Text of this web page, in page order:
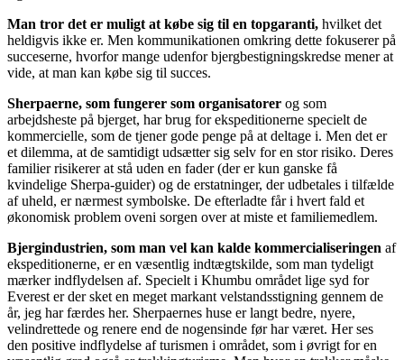
Man tror det er muligt at købe sig til en topgaranti, hvilket det
heldigvis ikke er. Men kommunikationen omkring dette fokuserer på
succeserne, hvorfor mange udenfor bjergbestigningskredse mener at
vide, at man kan købe sig til succes.
Sherpaerne, som fungerer som organisatorer og som
arbejdsheste på bjerget, har brug for ekspeditionerne specielt de
kommercielle, som de tjener gode penge på at deltage i. Men det er
et dilemma, at de samtidigt udsætter sig selv for en stor risiko. Deres
familier risikerer at stå uden en fader (der er kun ganske få
kvindelige Sherpa-guider) og de erstatninger, der udbetales i tilfælde
af uheld, er nærmest symbolske. De efterladte får i hvert fald et
økonomisk problem oveni sorgen over at miste et familiemedlem.
Bjergindustrien, som man vel kan kalde kommercialiseringen af
ekspeditionerne, er en væsentlig indtægtskilde, som man tydeligt
mærker indflydelsen af. Specielt i Khumbu området lige syd for
Everest er der sket en meget markant velstandsstigning gennem de
år, jeg har færdes her. Sherpaernes huse er langt bedre, nyere,
velindrettede og renere end de nogensinde før har været. Her ses
den positive indflydelse af turismen i området, som i øvrigt for en